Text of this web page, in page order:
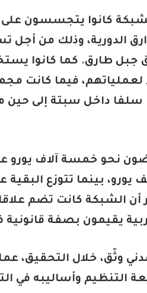
كانوا يتجسسون
الدورية، وذلك من أجل
جبل طارق. كما كانوا
فيما كانت
داخل سبتة إلى حين
نحو خمسة آلاف
بينما تتوزع البقية
الشبكة كانت تضم
يقيمون بصفة قانونية
وثّق، خلال التحقيق،
وأساليبه في